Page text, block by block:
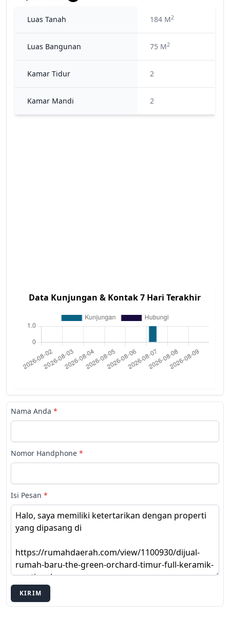
Luas Tanah 184 M2
Luas Bangunan 75 M2
Kamar Tidur 2
Kamar Mandi 2
Data Kunjungan & Kontak 7 Hari Terakhir
Nama Anda *
Nomor Handphone *
Isi Pesan *
KIRIM